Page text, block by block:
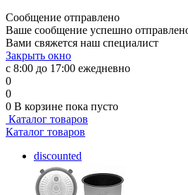
Сообщение отправлено
Ваше сообщение успешно
Вами свяжется наш специалист
Закрыть окно
с 8:00 до 17:00 ежедневно
0
0
0 В корзине пока пусто
Каталог товаров
Каталог товаров
discounted